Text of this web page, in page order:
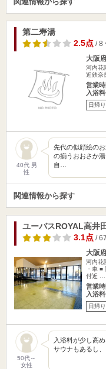
第二寿湯
2.5点/ 8
大阪
河内花
近鉄奈
営業
入浴
日帰り
40代 男
性
先代の似顔絵の
の揃うおおさか
自…
関連情報から探す
ユーバスROYAL高井
3.1点/
大阪
河内花
・車 ■
付近 …
営業
入浴
日帰り
50代～
女性
入浴料が少し高
サウナもあるし